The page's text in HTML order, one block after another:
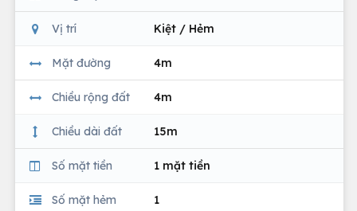
Vị trí Kiệt / Hẻm
Mặt đường 4m
Chiều rộng đất 4m
Chiều dài đất 15m
Số mặt tiền 1 mặt tiền
Số mặt hẻm 1